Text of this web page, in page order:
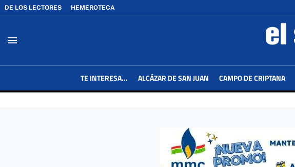
DE LOS LECTORES HEMEROTECA
menu
TE INTERESA... ALCÁZAR DE SAN JUAN CAMPO DE CRIPTANA